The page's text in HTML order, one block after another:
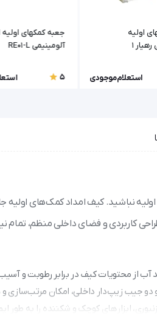
اولیه
1
استعلام موجودی
جعبه کمکهای اولیه
آلومینیمی RE01-L
5
نباشید. کیف امداد کمک‌های
کاربردی و فضای داخلی منظم، تمام
از محتویات کیف در برابر رطوبت و
جیب زیپ‌دار داخلی، امکان مرتب‌سازی
ابزارهای کوچک و شکننده را به طور